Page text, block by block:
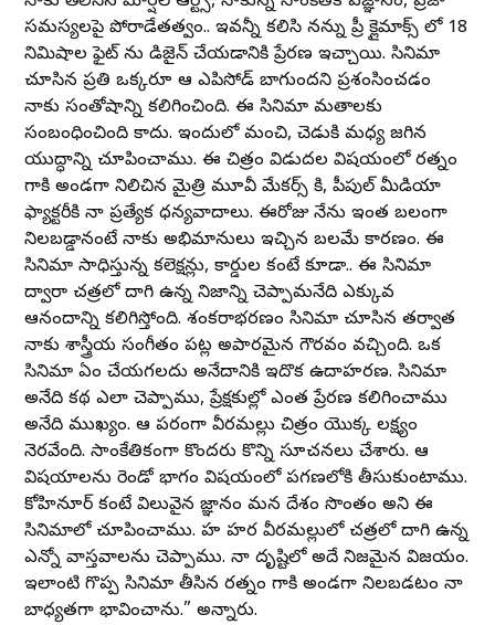
సమస్యలపై పోరాడేతత్వం.. ఇవన్నీ కలిసి నన్ను ప్రీ క్లైమాక్స్ లో 18
నిమిషాల ఫైట్ ను డిజైన్ చేయడానికి ప్రేరణ ఇచ్చాయి. సినిమా
చూసిన ప్రతి ఒక్కరూ ఆ ఎపిసోడ్ బాగుందని ప్రశంసించడం
నాకు సంతోషాన్ని కలిగించింది. ఈ సినిమా మతాలకు
సంబంధించింది కాదు. ఇందులో మంచి, చెడుకి మధ్య జరిగిన
యుద్ధాన్ని చూపించాము. ఈ చిత్రం విడుదల విషయంలో రత్నం
గారికి అండగా నిలిచిన మైత్రి మూవీ మేకర్స్ కి, పీపుల్ మీడియా
ఫ్యాక్టరీకి నా ప్రత్యేక ధన్యవాదాలు. ఈరోజు నేను ఇంత బలంగా
నిలబడ్డానంటే నాకు అభిమానులు ఇచ్చిన బలమే కారణం. ఈ
సినిమా సాధిస్తున్న కలెక్షన్లు, రికార్డుల కంటే కూడా.. ఈ సినిమా
ద్వారా చరిత్రలో దాగి ఉన్న నిజాన్ని చెప్పామనేది ఎక్కువ
ఆనందాన్ని కలిగిస్తోంది. శంకరాభరణం సినిమా చూసిన తర్వాత
నాకు శాస్త్రీయ సంగీతం పట్ల అపారమైన గౌరవం వచ్చింది. ఒక
సినిమా ఏం చేయగలదు అనేదానికి ఇదొక ఉదాహరణ. సినిమా
అనేది కథ ఎలా చెప్పాము, ప్రేక్షకుల్లో ఎంత ప్రేరణ కలిగించాము
అనేది ముఖ్యం. ఆ పరంగా వీరమల్లు చిత్రం యొక్క లక్ష్యం
నెరవేరింది. సాంకేతికంగా కొందరు కొన్ని సూచనలు చేశారు. ఆ
విషయాలను రెండో భాగం విషయంలో పరిగణలోకి తీసుకుంటాము.
కోహినూర్ కంటే విలువైన జ్ఞానం మన దేశం సొంతం అని ఈ
సినిమాలో చూపించాము. హరి హర వీరమల్లులో చరిత్రలో దాగి ఉన్న
ఎన్నో వాస్తవాలను చెప్పాము. నా దృష్టిలో అదే నిజమైన విజయం.
ఇలాంటి గొప్ప సినిమా తీసిన రత్నం గారికి అండగా నిలబడటం నా
బాధ్యతగా భావించాను.” అన్నారు.